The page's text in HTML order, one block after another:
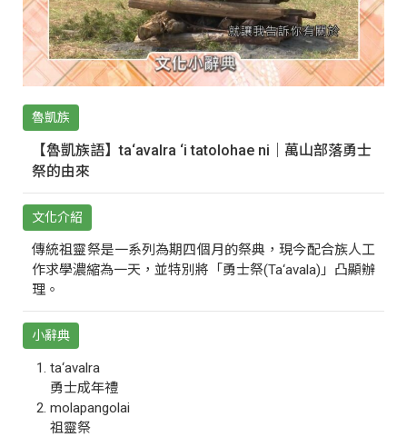
魯凱族
【魯凱族語】ta‘avalra ‘i tatolohae ni｜萬山部落勇士
祭的由來
文化介紹
傳統祖靈祭是一系列為期四個月的祭典，現今配合族人工
作求學濃縮為一天，並特別將「勇士祭(Ta‘avala)」凸顯辦
理。
小辭典
ta‘avalra
勇士成年禮
molapangolai
祖靈祭